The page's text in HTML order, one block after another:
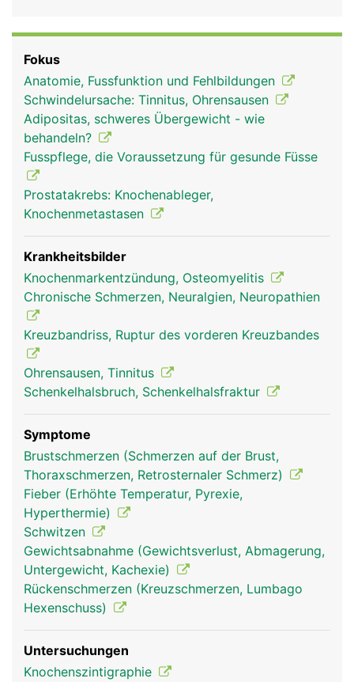
Organe und Blutbildung im Knochemark.
Fokus
Anatomie, Fussfunktion und Fehlbildungen
Schwindelursache: Tinnitus, Ohrensausen
Adipositas, schweres Übergewicht - wie
behandeln?
Fusspflege, die Voraussetzung für gesunde Füsse
Prostatakrebs: Knochenableger,
Knochenmetastasen
Krankheitsbilder
Knochenmarkentzündung, Osteomyelitis
Chronische Schmerzen, Neuralgien, Neuropathien
Kreuzbandriss, Ruptur des vorderen Kreuzbandes
Ohrensausen, Tinnitus
Schenkelhalsbruch, Schenkelhalsfraktur
Symptome
Brustschmerzen (Schmerzen auf der Brust,
Thoraxschmerzen, Retrosternaler Schmerz)
Fieber (Erhöhte Temperatur, Pyrexie,
Hyperthermie)
Schwitzen
Gewichtsabnahme (Gewichtsverlust, Abmagerung,
Untergewicht, Kachexie)
Rückenschmerzen (Kreuzschmerzen, Lumbago
Hexenschuss)
Untersuchungen
Knochenszintigraphie